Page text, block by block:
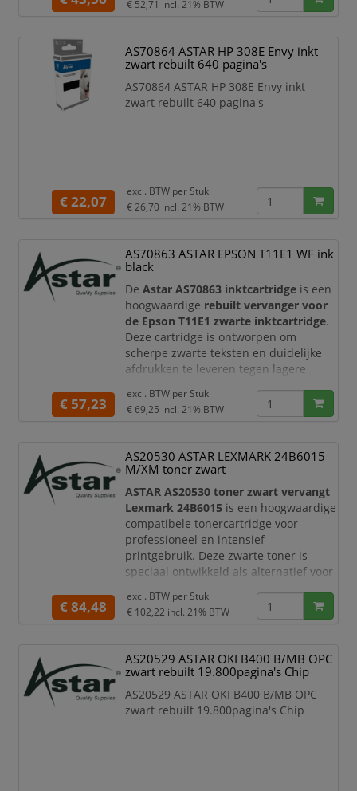
€ 52,71 incl. 21% BTW
AS70864 ASTAR HP 308E Envy inkt
zwart rebuilt 640 pagina's
AS70864 ASTAR HP 308E Envy inkt
zwart rebuilt 640 pagina's
€ 22,07
excl. BTW per Stuk
€ 26,70 incl. 21% BTW
AS70863 ASTAR EPSON T11E1 WF ink
black
DeAstar AS70863 inktcartridge is een
hoogwaardige rebuilt vervanger voor
de Epson T11E1 zwarte inktcartridge.
Deze cartridge is ontworpen om
scherpe zwarte teksten en duidelijke
afdrukken te leveren tegen lagere
chip wordt de cartridge probleemloos
herkend door compatibele Epson-
Met een afdrukcapaciteit van maximaal
10.000 pagina'sis deze cartridge
uitermate geschi
€ 57,23
excl. BTW per Stuk
€ 69,25 incl. 21% BTW
AS20530 ASTAR LEXMARK 24B6015
M/XM toner zwart
ASTAR AS20530 toner zwart vervangt
Lexmark 24B6015 is een hoogwaardige
compatibele tonercartridge voor
professioneel en intensief
printgebruik. Deze zwarte toner is
speciaal ontwikkeld als alternatief voor
levert scherpe afdrukken, diepe zwarte
teksten en betrouwbare prestaties.
pagina’s is deze ASTAR toner ideaal
voor kantoren en werkomgevingen met
hoge printvolumes. De
€ 84,48
excl. BTW per Stuk
€ 102,22 incl. 21% BTW
AS20529 ASTAR OKI B400 B/MB OPC
zwart rebuilt 19.800pagina's Chip
AS20529 ASTAR OKI B400 B/MB OPC
zwart rebuilt 19.800pagina's Chip